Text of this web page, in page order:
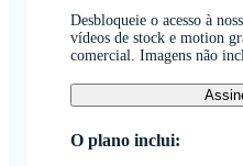
Desbloqueie o acesso à
vídeos de stock e motion
comercial. Imagens não
O plano inclui: